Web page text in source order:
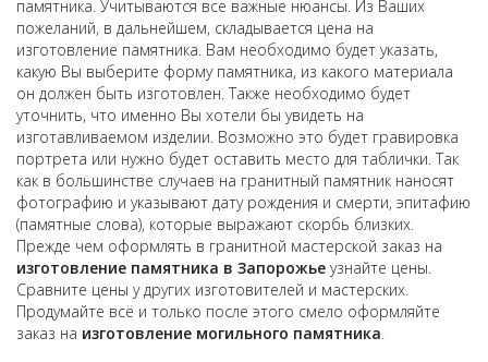
памятника. Учитываются все важные нюансы. Из Ваших
пожеланий, в дальнейшем, складывается цена на
изготовление памятника. Вам необходимо будет указать,
какую Вы выберите форму памятника, из какого материала
он должен быть изготовлен. Также необходимо будет
уточнить, что именно Вы хотели бы увидеть на
изготавливаемом изделии. Возможно это будет гравировка
портрета или нужно будет оставить место для таблички. Так
как в большинстве случаев на гранитный памятник наносят
фотографию и указывают дату рождения и смерти, эпитафию
(памятные слова), которые выражают скорбь близких.
Прежде чем оформлять в гранитной мастерской заказ на
изготовление памятника в Запорожье узнайте цены.
Сравните цены у других изготовителей и мастерских.
Продумайте всё и только после этого смело оформляйте
заказ на изготовление могильного памятника.